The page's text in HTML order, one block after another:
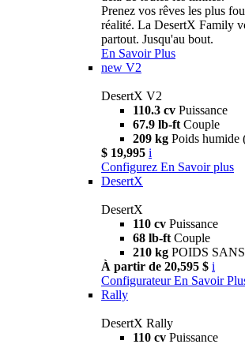
Prenez vos rêves les plus
réalité. La DesertX Family
partout. Jusqu'au bout.
En Savoir Plus
new V2
DesertX V2
110.3 cv Puissance
67.9 lb-ft Couple
209 kg Poids humide
$ 19,995 i
Configurez En Savoir plus
DesertX
DesertX
110 cv Puissance
68 lb-ft Couple
210 kg POIDS
À partir de 20,595 $ i
Configurateur En Savoir
Rally
DesertX Rally
110 cv Puissance